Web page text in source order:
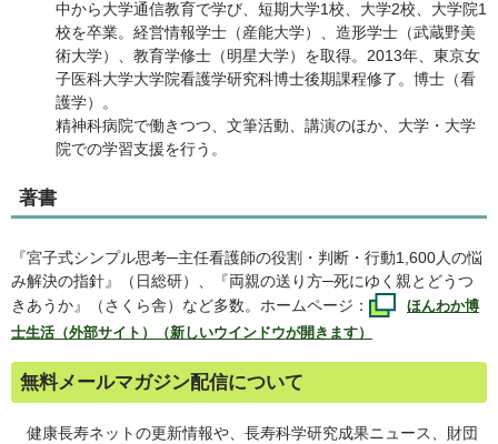
中から大学通信教育で学び、短期大学1校、大学2校、大学院1
校を卒業。経営情報学士（産能大学）、造形学士（武蔵野美
術大学）、教育学修士（明星大学）を取得。2013年、東京女
子医科大学大学院看護学研究科博士後期課程修了。博士（看
護学）。
精神科病院で働きつつ、文筆活動、講演のほか、大学・大学
院での学習支援を行う。
著書
『宮子式シンプル思考─主任看護師の役割・判断・行動1,600人の悩
み解決の指針』（日総研）、『両親の送り方─死にゆく親とどうつ
きあうか』（さくら舎）など多数。ホームページ：
ほんわか博
士生活（外部サイト）（新しいウインドウが開きます）
無料メールマガジン配信について
健康長寿ネットの更新情報や、長寿科学研究成果ニュース、財団